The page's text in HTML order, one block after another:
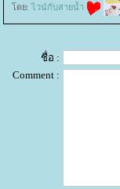
ดย:ไวน์กับสายน้ำ
ชื่อ :
Comment :